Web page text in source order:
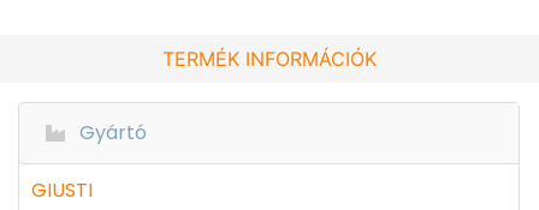
TERMÉK INFORMÁCIÓK
Gyártó
GIUSTI